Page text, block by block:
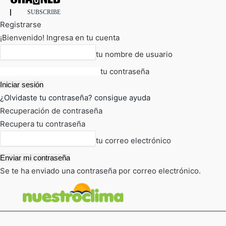
SUBSCRIBE
Registrarse
¡Bienvenido! Ingresa en tu cuenta
tu nombre de usuario
tu contraseña
¿Olvidaste tu contraseña? consigue ayuda
Recuperación de contraseña
Recupera tu contraseña
tu correo electrónico
Se te ha enviado una contraseña por correo electrónico.